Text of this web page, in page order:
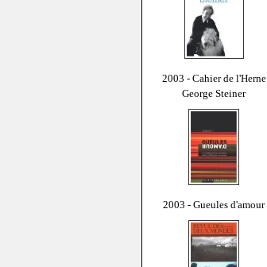
2003 - Cahier de l'Herne
George Steiner
2003 - Gueules d'amour